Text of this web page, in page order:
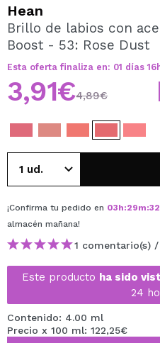
Al crear una cuenta en
tus compras rápidamente,
Hean
Brillo de labios con
Boost - 53: Rose Dust
Esta oferta finaliza en: 01 días 16
3,91€4,89€
¡Confirma tu pedido en 03h:29m:32
almacén mañana!
1 comentario(s) /
Este producto ha sido
24
Contenido: 4.00 ml
Precio x 100 ml: 122,25€